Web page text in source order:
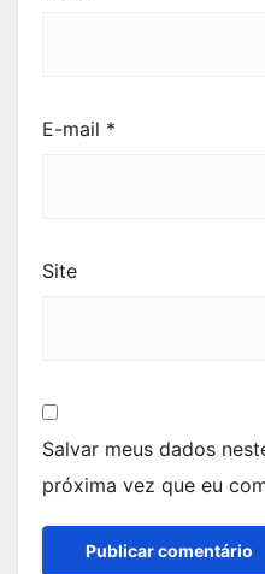
E-mail *
Site
Salvar meus dados
próxima vez que eu